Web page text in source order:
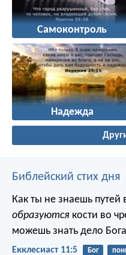
Самоконтроль
Надежда
Библейский стих дня
Как ты не знаешь путей
образуются кости во
можешь знать дело
Екклесиаст 11:5 Бог